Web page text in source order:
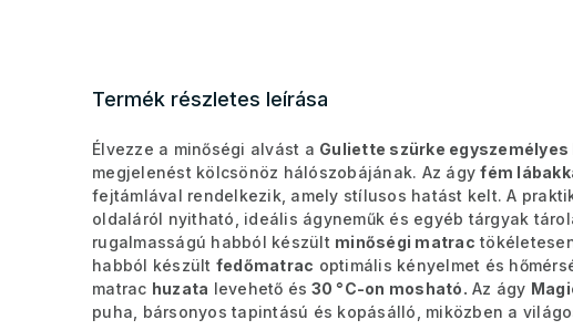
Termék részletes leírása
Élvezze a minőségi alvást a Guliette szürke egyszemélyes
megjelenést kölcsönöz hálószobájának. Az ágyfém
fejtámlával rendelkezik, amely stílusos hatást kelt. A
oldaláról nyitható, ideális ágyneműk és egyéb tárgyak
rugalmasságú habból készült minőségi matrac
habból készült fedőmatrac optimális kényelmet és
matrac huzata levehető és 30 °C-on mosható. Az ágy
puha, bársonyos tapintású és kopásálló, miközben a